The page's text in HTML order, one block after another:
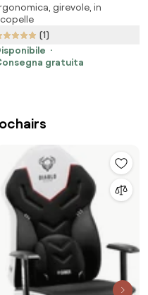
Normal Size: Nero-rosso
girevole, in
(1)
gratuita